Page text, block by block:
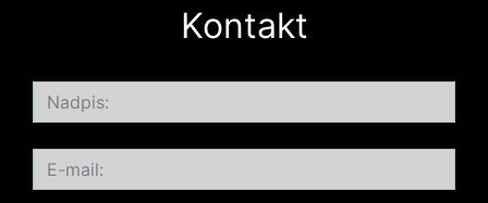
Kontakt